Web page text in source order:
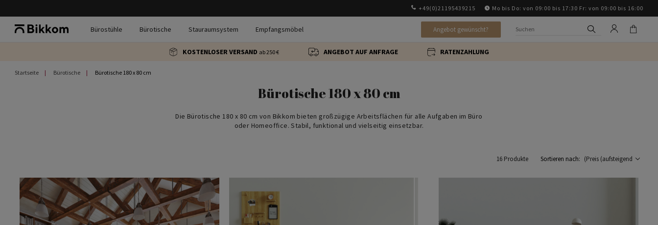
+49(0)21195439215 Mo bis Do: von 09:00 bis 17:30 Fr: von 09:00 bis 16:00
Bürostühle Bürotische Stauraumsystem Empfangsmöbel Angebot gewünscht?
KOSTENLOSER VERSAND ab 250 € ANGEBOT AUF ANFRAGE RATENZAHLUNG
Startseite Bürotische Bürotische 180 x 80 cm
Bürotische 180 x 80 cm
Die Bürotische 180 x 80 cm von Bikkom bieten großzügige Arbeitsflächen für alle Aufgaben im Büro
oder Homeoffice. Stabil, funktional und vielseitig einsetzbar.
16 Produkte Sortieren nach: